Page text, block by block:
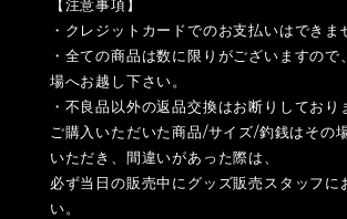
【注意事項】
・クレジットカードでのお支払いはできま
・全ての商品は数に限りがございますので
場へお越し下さい。
・不良品以外の返品交換はお断りしており
ご購入いただいた商品/サイズ/釣銭はその
いただき、間違いがあった際は、
必ず当日の販売中にグッズ販売スタッフに
い。